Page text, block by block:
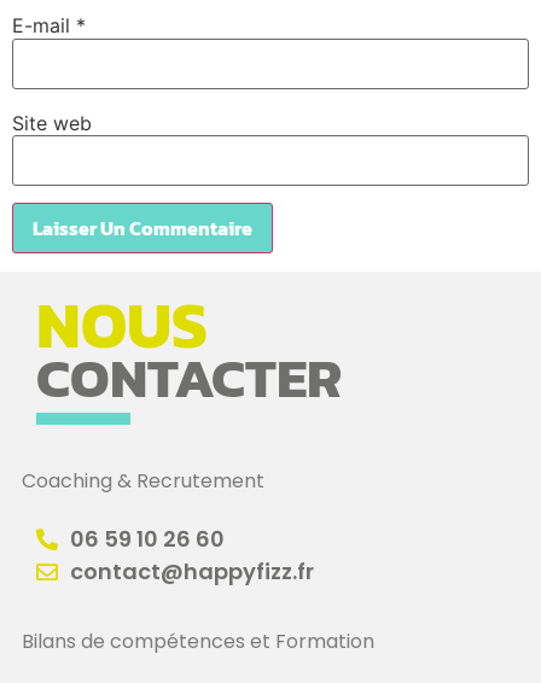
E-mail *
Site web
NOUS
CONTACTER
Coaching & Recrutement
06 59 10 26 60
contact@happyfizz.fr
Bilans de compétences et Formation